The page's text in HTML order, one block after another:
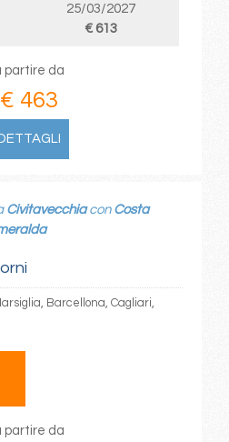
25/03/2027
€ 613
partire da
€ 463
Civitavecchiacon Costa
Barcellona, Cagliari,
partire da